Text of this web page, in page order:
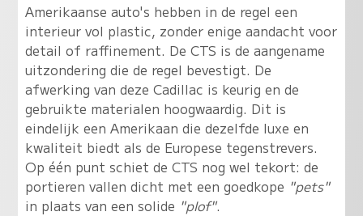
Amerikaanse auto's hebben in de regel een
interieur vol plastic, zonder enige aandacht voor
detail of raffinement. De CTS is de aangename
uitzondering die de regel bevestigt. De
afwerking van deze Cadillac is keurig en de
gebruikte materialen hoogwaardig. Dit is
eindelijk een Amerikaan die dezelfde luxe en
kwaliteit biedt als de Europese tegenstrevers.
Op één punt schiet de CTS nog wel tekort: de
portieren vallen dicht met een goedkope "pets"
in plaats van een solide "plof".